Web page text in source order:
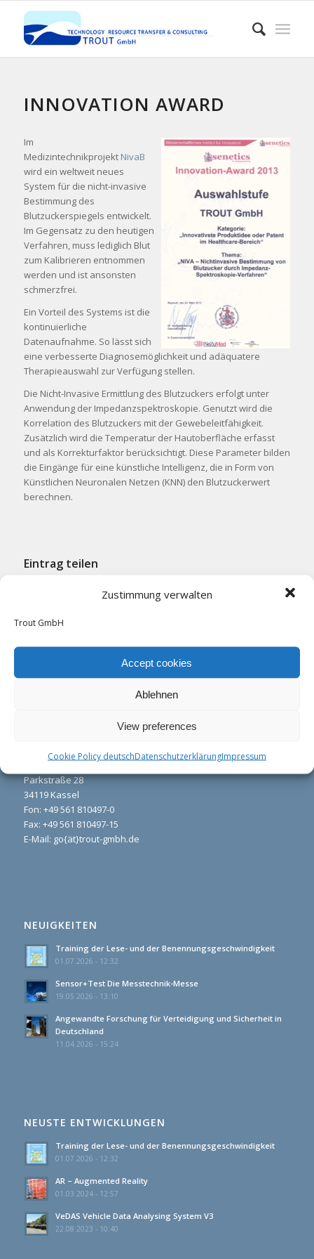
Zustimmung verwalten
Trout GmbH
Accept cookies
Ablehnen
View preferences
Cookie Policy deutschDatenschutzerklärungImpressum
INNOVATION AWARD
Im
Medizintechnikprojekt NivaB
wird ein weltweit neues
System für die nicht-invasive
Bestimmung des
Blutzuckerspiegels entwickelt.
Im Gegensatz zu den heutigen
Verfahren, muss lediglich Blut
zum Kalibrieren entnommen
werden und ist ansonsten
schmerzfrei.
Ein Vorteil des Systems ist die
kontinuierliche
Datenaufnahme. So lässt sich
eine verbesserte Diagnosemöglichkeit und adäquatere
Therapieauswahl zur Verfügung stellen.
Die Nicht-Invasive Ermittlung des Blutzuckers erfolgt unter
Anwendung der Impedanzspektroskopie. Genutzt wird die
Korrelation des Blutzuckers mit der Gewebeleitfähigkeit.
Zusätzlich wird die Temperatur der Hautoberfläche erfasst
und als Korrekturfaktor berücksichtigt. Diese Parameter bilden
die Eingänge für eine künstliche Intelligenz, die in Form von
Künstlichen Neuronalen Netzen (KNN) den Blutzuckerwert
berechnen.
Eintrag teilen
Parkstraße 28
34119 Kassel
Fon: +49 561 810497-0
Fax: +49 561 810497-15
E-Mail: go{ät}trout-gmbh.de
NEUIGKEITEN
Training der Lese- und der Benennungsgeschwindigkeit
01.07.2026 - 12:32
Sensor+Test Die Messtechnik-Messe
19.05.2026 - 13:10
Angewandte Forschung für Verteidigung und Sicherheit in
Deutschland
11.04.2026 - 15:24
NEUSTE ENTWICKLUNGEN
Training der Lese- und der Benennungsgeschwindigkeit
01.07.2026 - 12:32
AR – Augmented Reality
01.03.2024 - 12:57
VeDAS Vehicle Data Analysing System V3
22.08.2023 - 10:40